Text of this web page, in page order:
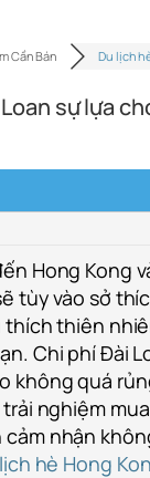
Cần Bán Du lịch
sự lựa
Hong Kong
tùy vào sở
thiên
Chi phí Đài
không quá
nghiệm
nhận
hè Hong